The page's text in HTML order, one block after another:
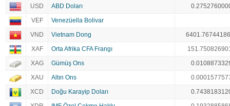
USD
ABD Doları
VEF
Venezüella Bolivar
VND
Vietnam Dong
XAF
Orta Afrika CFA Frangı
XAG
Gümüş Ons
XAU
Altın Ons
XCD
Doğu Karayip Doları